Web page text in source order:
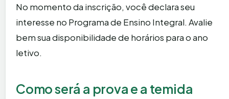
No momento da inscrição, você declara seu
interesse no Programa de Ensino Integral. Avalie
bem sua disponibilidade de horários para o ano
letivo.
Como será a prova e a temida